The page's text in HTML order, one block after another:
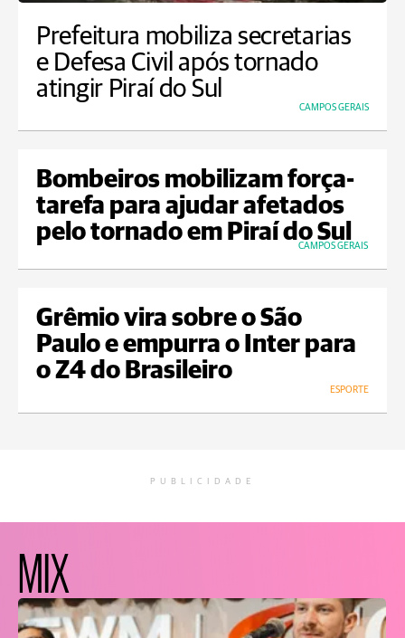
Prefeitura mobiliza secretarias
e Defesa Civil após tornado
atingir Piraí do Sul
CAMPOS GERAIS
Bombeiros mobilizam força-
tarefa para ajudar afetados
pelo tornado em Piraí do Sul
CAMPOS GERAIS
Grêmio vira sobre o São
Paulo e empurra o Inter para
o Z4 do Brasileiro
ESPORTE
PUBLICIDADE
MIX